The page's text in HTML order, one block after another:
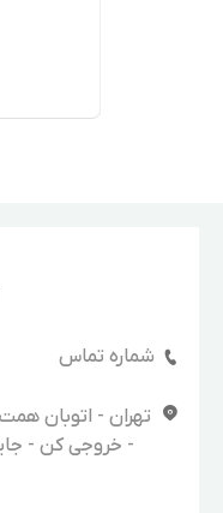
شماره تماس
تهران - اتوبان